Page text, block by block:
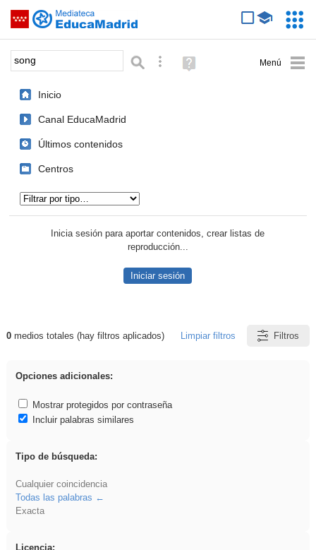
Saltar navegación
Palabra o frase: Búsqueda avanzada
Ayuda
(en
Inicio
Canal EducaMadrid
Últimos contenidos
Centros
Inicia sesión para aportar contenidos, crear listas de
reproducción...
Iniciar sesión
Resultados de: song
0medios totales (hay filtros aplicados) Limpiar filtros Filtros
Opciones adicionales:
Mostrar protegidos por contraseña
Incluir palabras similares
Tipo de búsqueda:
Cualquier coincidencia
Todas las palabras
Exacta
Licencia: